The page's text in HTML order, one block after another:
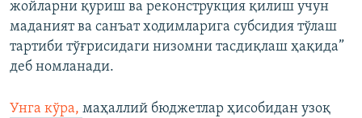
жойларни қуриш ва реконструкция қилиш учун
маданият ва санъат ходимларига субсидия тўлаш
тартиби тўғрисидаги низомни тасдиқлаш ҳақида”
деб номланади.
Унга кўра, маҳаллий бюджетлар ҳисобидан узоқ